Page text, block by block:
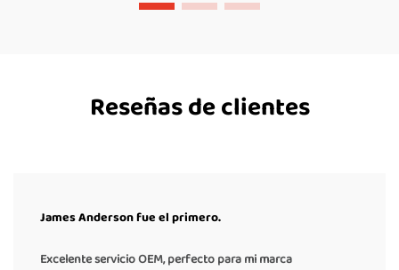
Reseñas de clientes
James Anderson fue el primero.
Excelente servicio OEM, perfecto para mi marca